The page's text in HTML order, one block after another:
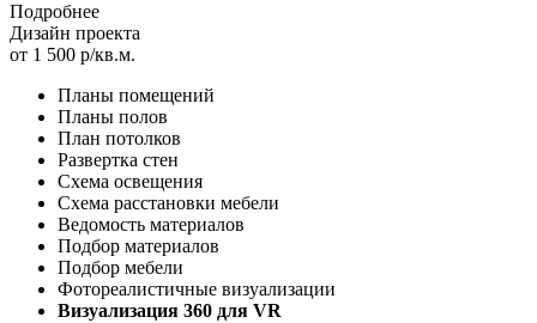
Подробнее
Дизайн проекта
от 1 500 р/кв.м.
Планы помещений
Планы полов
План потолков
Развертка стен
Схема освещения
Схема расстановки мебели
Ведомость материалов
Подбор материалов
Подбор мебели
Фотореалистичные визуализации
Визуализация 360 для VR